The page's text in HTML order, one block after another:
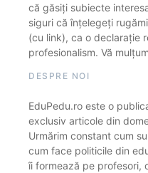
că găsiți subiecte
siguri că înțelegeți
(cu link), ca o declarație
profesionalism. Vă
DESPRE NOI
EduPedu.ro este o
exclusiv articole din
Urmărim constant cum
cum face politicile din
îi formează pe profesori,